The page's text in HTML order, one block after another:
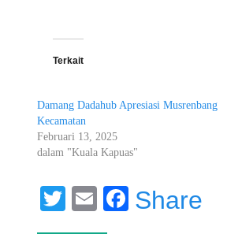
Terkait
Damang Dadahub Apresiasi Musrenbang
Kecamatan
Februari 13, 2025
dalam "Kuala Kapuas"
Twitter
EmailFacebook
Share